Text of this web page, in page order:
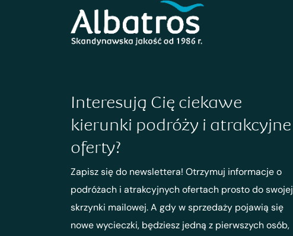
Interesują Cię ciekawe
kierunki podróży i atrakcyjne
oferty?
Zapisz się do newslettera! Otrzymuj informacje o
podróżach i atrakcyjnych ofertach prosto do swojej
skrzynki mailowej. A gdy w sprzedaży pojawią się
nowe wycieczki, będziesz jedną z pierwszych osób,